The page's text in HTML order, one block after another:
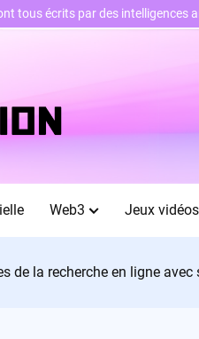
Web3 Jeux vidéos
de la recherche en ligne avec
tous écrits par des